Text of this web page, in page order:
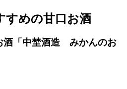
すめの甘口お酒
酒「中埜酒造 みかんのお